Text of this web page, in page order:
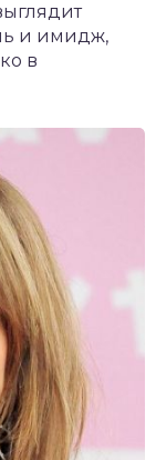
и имидж,
в